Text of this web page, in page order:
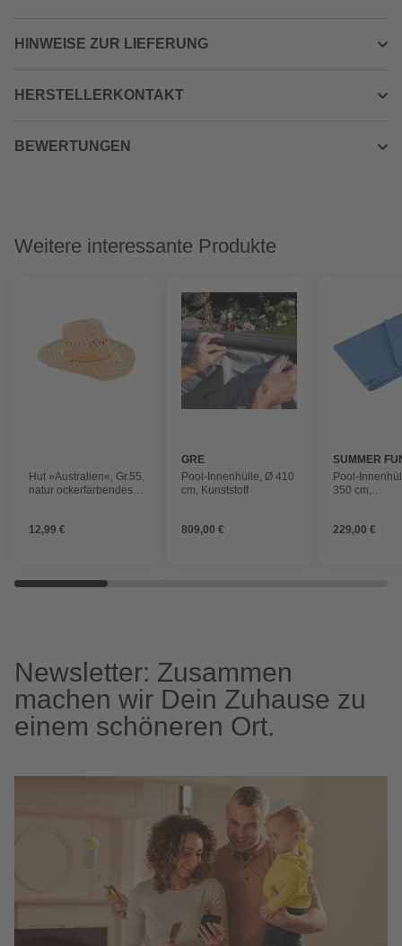
HINWEISE ZUR LIEFERUNG
HERSTELLERKONTAKT
BEWERTUNGEN
Weitere interessante Produkte
Hut »Australien«, Gr.55,
natur ockerfarbendes
12,99 €
GRE
Pool-Innenhülle, Ø 410
cm, Kunststoff
809,00 €
SUMMER
Pool-
350 cm,
229,00 €
Newsletter: Zusammen
machen wir Dein Zuhause zu
einem schöneren Ort.